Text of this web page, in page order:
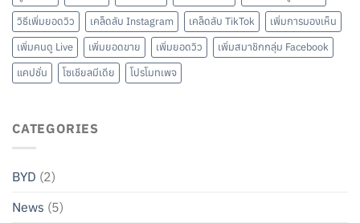
วิธีเพิ่มยอดวิว
เคล็ดลับ Instagram เคล็ดลับ TikTok
เพิ่มการมองเห็น
เพิ่มคนดู Live
เพิ่มยอดขาย เพิ่มยอดวิว
เพิ่มสมาชิกกลุ่ม Facebook
แคปชั่น
โซเชียลมีเดีย โปรโมทเพจ
CATEGORIES
BYD (2)
News (5)